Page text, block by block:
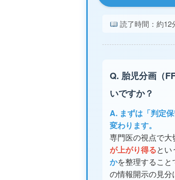
読了時間：約12
Q. 胎児分画（
いですか？
A. まずは「判定
変わります。
専門医の視点で大
が上がり得るとい
かを整理するこ
の情報開示の見分